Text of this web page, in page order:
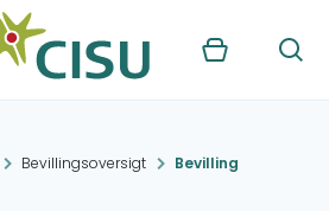
Kurv Søg
Bevillingsoversigt Bevilling